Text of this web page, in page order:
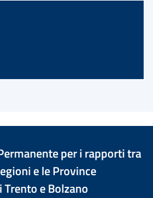
per i rapporti tra
e le Province
e Bolzano